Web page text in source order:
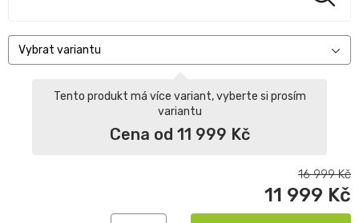
Vybrat variantu
Tento produkt má více variant, vyberte si prosím
variantu
Cena od 11 999 Kč
16 999Kč
11 999 Kč